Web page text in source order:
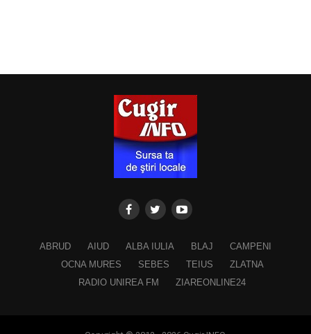
ABRUD AIUD ALBA IULIA BLAJ
CAMPENI
OCNA MURES
SEBES TEIUS
ZLATNA
RADIO UNIREA FM
ZIAREONLINE24